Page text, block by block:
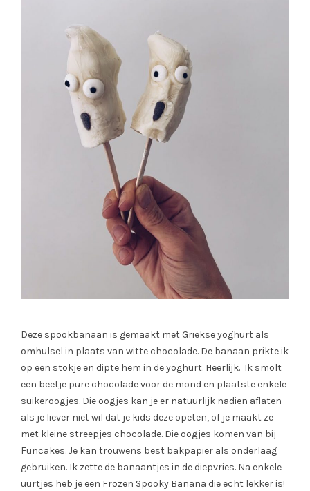
Deze spookbanaan is gemaakt met Griekse yoghurt als
omhulsel in plaats van witte chocolade. De banaan prikte ik
op een stokje en dipte hem in de yoghurt. Heerlijk. Ik smolt
een beetje pure chocolade voor de mond en plaatste enkele
suikeroogjes. Die oogjes kan je er natuurlijk nadien aflaten
als je liever niet wil dat je kids deze opeten, of je maakt ze
met kleine streepjes chocolade. Die oogjes komen van bij
Funcakes. Je kan trouwens best bakpapier als onderlaag
gebruiken. Ik zette de banaantjes in de diepvries. Na enkele
uurtjes heb je een Frozen Spooky Banana die echt lekker is!